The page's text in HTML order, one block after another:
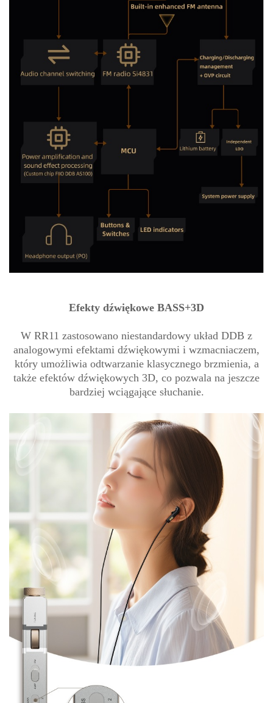
Efekty dźwiękowe BASS+3D
W RR11 zastosowano niestandardowy układ DDB z
analogowymi efektami dźwiękowymi i wzmacniaczem,
który umożliwia odtwarzanie klasycznego brzmienia, a
także efektów dźwiękowych 3D, co pozwala na jeszcze
bardziej wciągające słuchanie.